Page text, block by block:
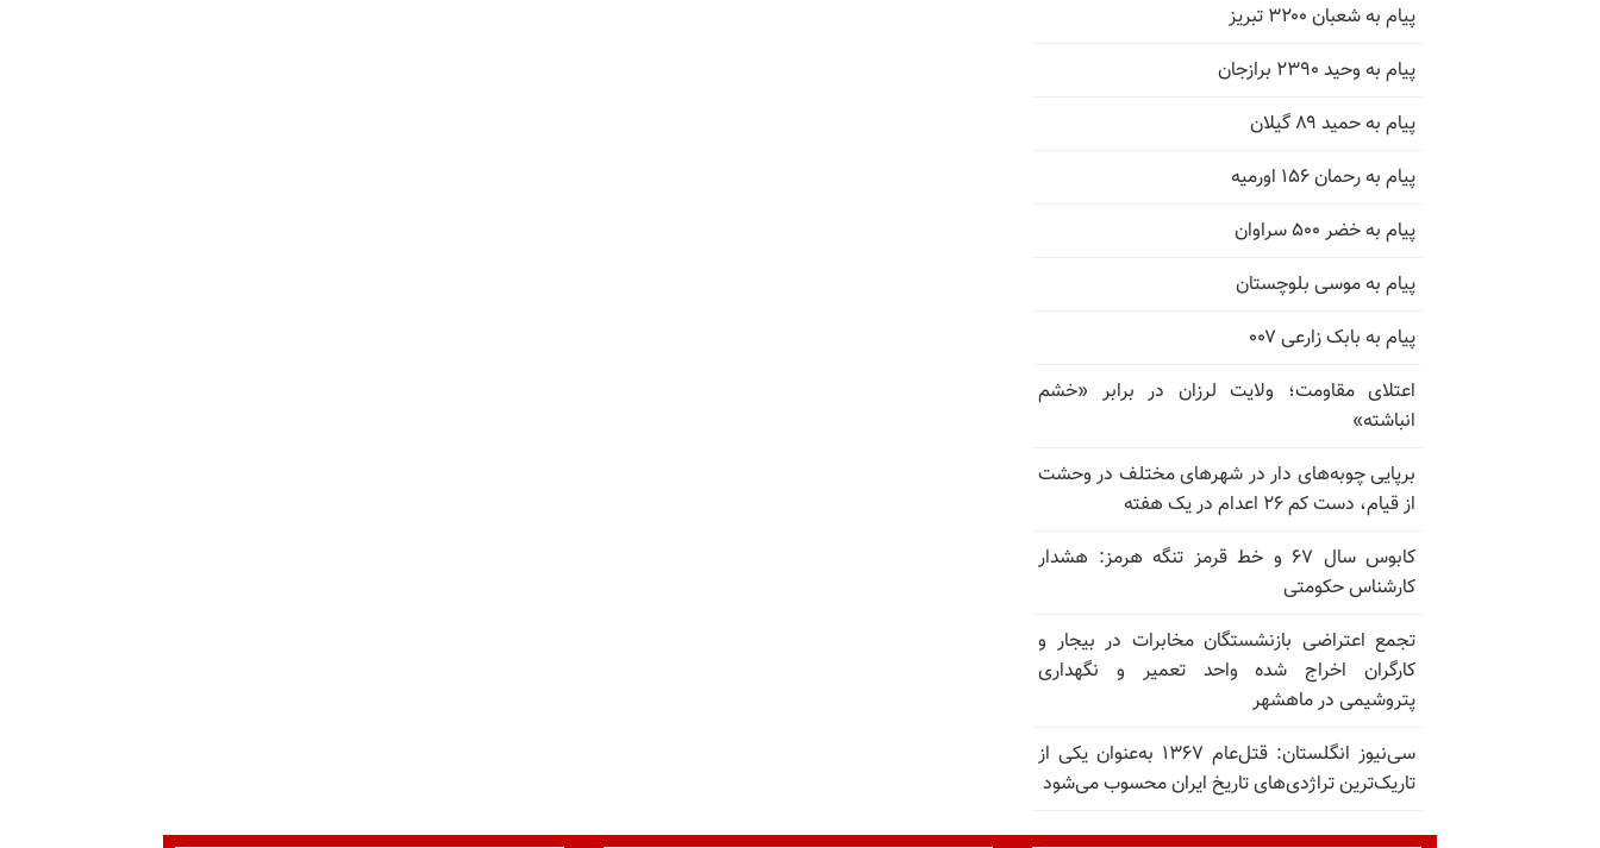
پیام به شعبان ۳۲۰۰ تبریز
پیام به وحید ۲۳۹۰ برازجان
پیام به حمید ۸۹ گیلان
پیام به رحمان ۱۵۶ اورمیه
پیام به خضر ۵۰۰ سراوان
پیام به موسی بلوچستان
پیام به بابک زارعی ۰۰۷
اعتلای مقاومت؛ ولایت لرزان در برابر «خشم
انباشته»
برپایی چوبه‌های دار در شهرهای مختلف در وحشت
از قیام، دست کم ۲۶ اعدام در یک هفته
کابوس سال ۶۷ و خط قرمز تنگه هرمز: هشدار
کارشناس حکومتی
تجمع اعتراضی بازنشستگان مخابرات در بیجار و
کارگران اخراج شده واحد تعمیر و نگهداری
پتروشیمی در ماهشهر
سی‌نیوز انگلستان: قتل‌عام ۱۳۶۷ به‌عنوان یکی از
تاریک‌ترین تراژدی‌های تاریخ ایران محسوب می‌شود